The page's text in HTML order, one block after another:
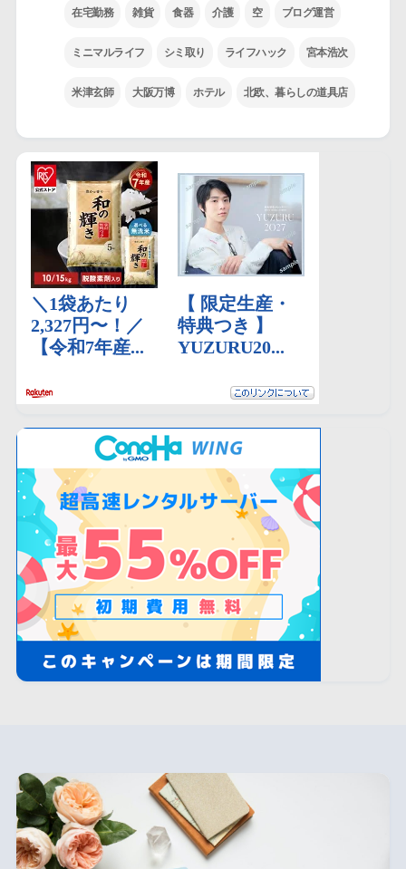
在宅勤務 雑貨 食器 介護 空 ブログ運営
ミニマルライフ シミ取り ライフハック 宮本浩次
米津玄師 大阪万博 ホテル 北欧、暮らしの道具店